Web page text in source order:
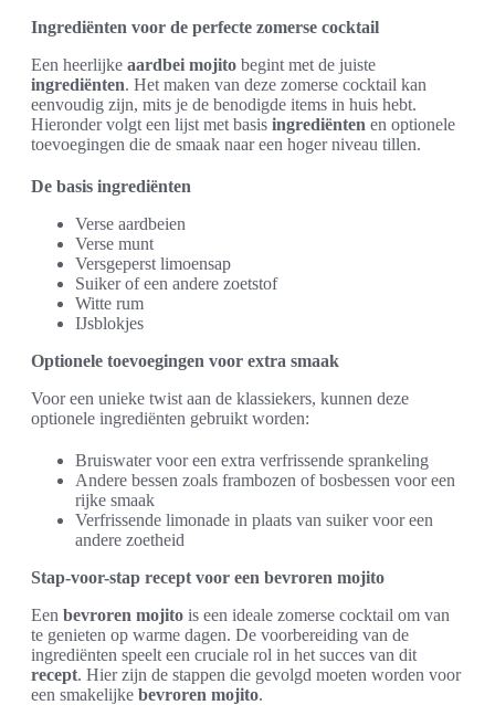
Ingrediënten voor de perfecte zomerse cocktail
Een heerlijke aardbei mojito begint met de juiste
ingrediënten. Het maken van deze zomerse cocktail kan
eenvoudig zijn, mits je de benodigde items in huis hebt.
Hieronder volgt een lijst met basis ingrediënten en optionele
toevoegingen die de smaak naar een hoger niveau tillen.
De basis ingrediënten
Verse aardbeien
Verse munt
Versgeperst limoensap
Suiker of een andere zoetstof
Witte rum
IJsblokjes
Optionele toevoegingen voor extra smaak
Voor een unieke twist aan de klassiekers, kunnen deze
optionele ingrediënten gebruikt worden:
Bruiswater voor een extra verfrissende sprankeling
Andere bessen zoals frambozen of bosbessen voor een
rijke smaak
Verfrissende limonade in plaats van suiker voor een
andere zoetheid
Stap-voor-stap recept voor een bevroren mojito
Een bevroren mojito is een ideale zomerse cocktail om van
te genieten op warme dagen. De voorbereiding van de
ingrediënten speelt een cruciale rol in het succes van dit
recept. Hier zijn de stappen die gevolgd moeten worden voor
een smakelijke bevroren mojito.